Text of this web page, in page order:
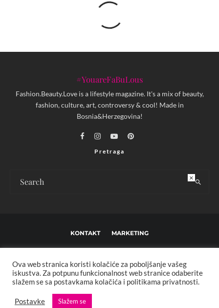
#YouareFaBuLous
Fashion.Beauty.Love is a lifestyle magazine. It's a mix of beauty,
fashion, culture, art, controversy & cool! Made in
Bosnia&Herzegovina!
Pretraga
KONTAKT MARKETING
IMPRESSUM O NAMA
Copyright © 2013 - 2025 FBL creative. Sva prava zadržana. Developed by:
Ova web stranica koristi kolačiće za poboljšanje vašeg
iskustva. Za potpunu funkcionalnost web stranice odaberite
slažem se sa postavkama kolačića i politikama privatnosti.
Postavke Slažem se
×